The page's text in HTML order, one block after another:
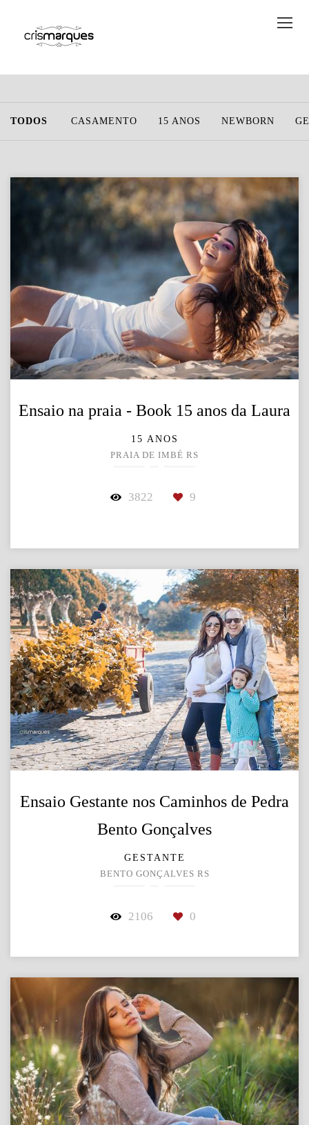
TODOS CASAMENTO 15 ANOS NEWBORN
Ensaio na praia - Book 15 anos da Laura
15 ANOS
PRAIA DE IMBÉ RS
3822 9
Ensaio Gestante nos Caminhos de Pedra
Bento Gonçalves
GESTANTE
BENTO GONÇALVES RS
2106 0